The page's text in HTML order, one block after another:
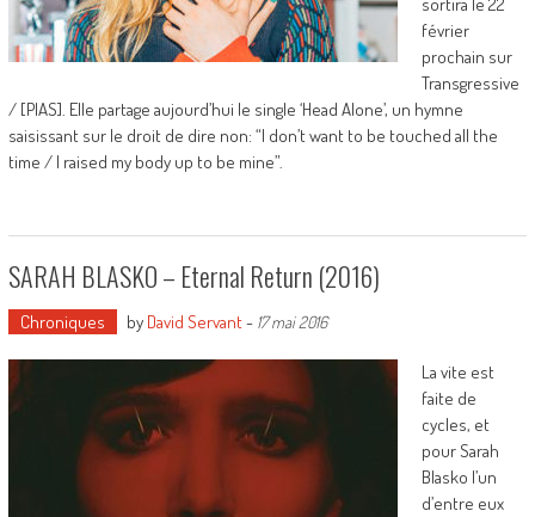
février
prochain sur
Transgressive
/ [PIAS]. Elle partage aujourd’hui le single ‘Head Alone’, un hymne
saisissant sur le droit de dire non: “I don’t want to be touched all the
time / I raised my body up to be mine”.
SARAH BLASKO – Eternal Return (2016)
Chroniques by David Servant- 17 mai 2016
La vite est
faite de
cycles, et
pour Sarah
Blasko l’un
d’entre eux